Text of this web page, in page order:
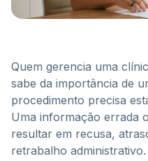
Quem gerencia uma
sabe da importância de
procedimento precisa
Uma informação errada
resultar em recusa,
retrabalho administrativo.